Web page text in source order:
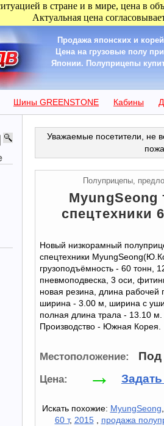
в стране и в мире, цена в
Актуальная цена
Продажа японских и
Цена на грузовые полу
Японии. Полуприцепы
Шины GREENSTONE Кабины
Уважаемые посетители, не
Полуприцепы,
MyungSeong
спецтехники
Новый низкорамный
спецтехники
грузоподъёмность - 60 тонн,
пневмоподвеска, 3 оси,
новая резина, длина
ширина - 3.00 м, ширина с
полная длина трала - 13.10
Производство - Южная Корея.
Местоположение: Под
Цена: →
Искать похожие: MyungSeong
60 т, 2015, продажа